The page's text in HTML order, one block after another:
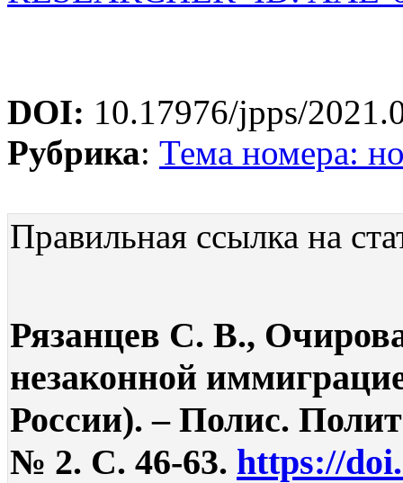
DOI: 10.17976/jpps/
Рубрика: Тема номера:
Правильная ссылка на
Рязанцев С. В.,
незаконной
России). – Полис.
№ 2. С. 46-63. https://